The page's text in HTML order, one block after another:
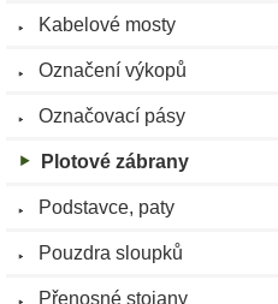
Kabelové mosty
Označení výkopů
Označovací pásy
Plotové zábrany
Podstavce, paty
Pouzdra sloupků
Přenosné stojany